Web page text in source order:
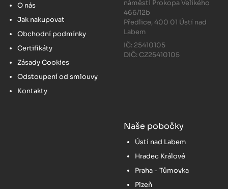
O nás
Jak nakupovat
Obchodní podmínky
Certifikáty
Zásady Cookies
Odstoupení od smlouvy
Kontakty
náměstí Prokopa Velikého
466/12b
Předlice, 400 01 Ústí nad
Labem
IČ: 25410105
DIČ: CZ25410105
Naše pobočky
Ústí nad Labem
Hradec Králové
Praha - Tůmovka
Plzeň